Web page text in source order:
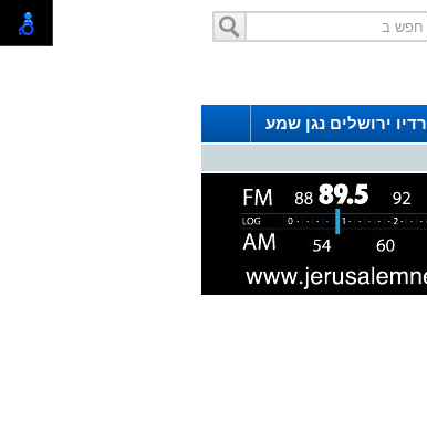
רדיו ירושלים נגן שמע